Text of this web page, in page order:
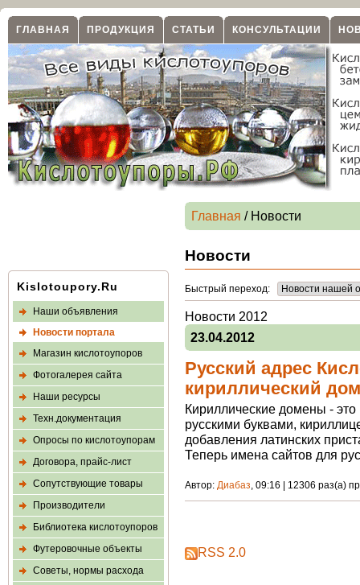
ГЛАВНАЯ ПРОДУКЦИЯ СТАТЬИ КОНСУЛЬТАЦИИ
Kislotoupory.Ru
Наши объявления
Новости портала
Магазин кислотоупоров
Фотогалерея сайта
Наши ресурсы
Техн.документация
Опросы по кислотоупорам
Договора, прайс-лист
Сопутствующие товары
Производители
Библиотека кислотоупоров
Футеровочные объекты
Советы, нормы расхода
Главная / Новости
Новости
Быстрый переход:
Новости 2012
23.04.2012
Русский адрес
кириллический
Кириллические домены -
русскими буквами,
добавления латинских
Теперь имена сайтов для
Автор: Диабаз, 09:16 | 12306 раз(а)
RSS 2.0